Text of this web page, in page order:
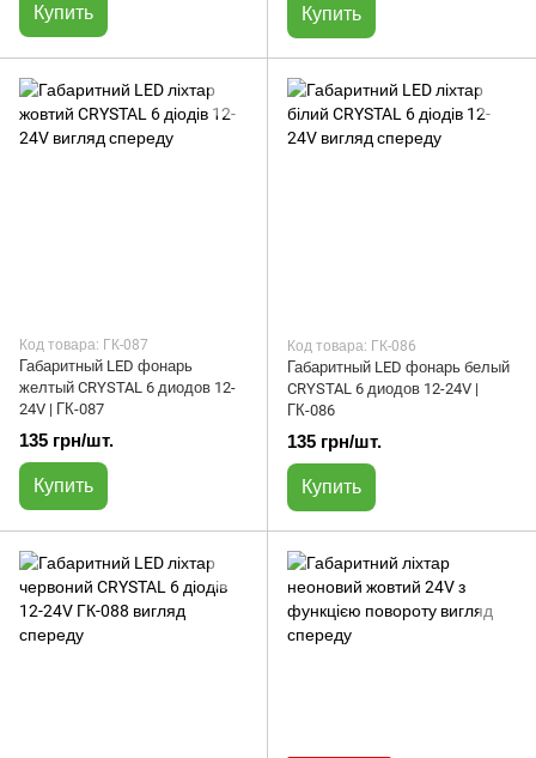
Купить Купить
Код товара: ГК-087
Габаритный LED фонарь
желтый CRYSTAL 6 диодов 12-
24V | ГК-087
135 грн/шт.
Купить
Код товара: ГК-086
Габаритный LED фонарь белый
CRYSTAL 6 диодов 12-24V |
ГК-086
135 грн/шт.
Купить